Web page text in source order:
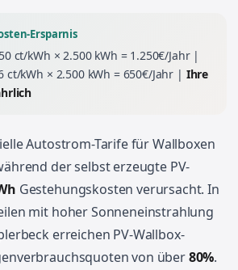
Ersparnis
ct/kWh × 2.500 kWh = 1.250€/Jahr |
ct/kWh × 2.500 kWh = 650€/Jahr | Ihre
Autostrom-Tarife für Wallboxen
der selbst erzeugte PV-
Gestehungskosten verursacht. In
mit hoher Sonneneinstrahlung
erreichen PV-Wallbox-
von über80%.